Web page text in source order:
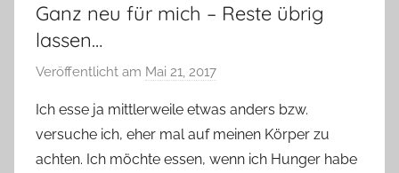
vieles
mehr
Ganz neu für mich – Reste übrig
lassen…
Veröffentlicht am Mai 21, 2017
n
Y
v
Ich esse ja mittlerweile etwas anders bzw.
versuche ich, eher mal auf meinen Körper zu
achten. Ich möchte essen, wenn ich Hunger habe